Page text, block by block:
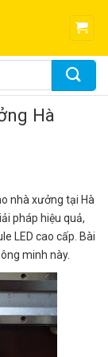
Hà
nhà xưởng tại Hà
pháp hiệu quả,
LED cao cấp. Bài
minh này.